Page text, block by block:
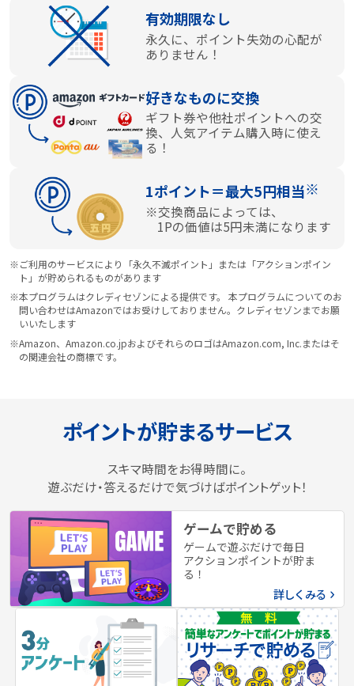
有効期限なし
永久に、ポイント失効の心配が
ありません！
好きなものに交換
ギフト券や他社ポイントへの交
換、人気アイテム購入時に使え
る！
1ポイント＝最大5円相当※
※交換商品によっては、
1Pの価値は5円未満になります
※ご利用のサービスにより「永久不滅ポイント」または「アクションポイン
ト」が貯められるものがあります
※本プログラムはクレディセゾンによる提供です。 本プログラムについてのお
問い合わせはAmazonではお受けしておりません。クレディセゾンまでお願
いいたします
※Amazon、Amazon.co.jpおよびそれらのロゴはAmazon.com, Inc.またはそ
の関連会社の商標です。
ポイントが貯まるサービス
スキマ時間をお得時間に。
遊ぶだけ・答えるだけで気づけばポイントゲット！
ゲームで貯める
ゲームで遊ぶだけで毎日
アクションポイントが貯ま
る！
詳しくみる